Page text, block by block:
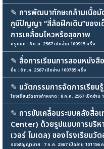
✎ การพัฒนาทักษะกล้ามเนื้อ
ภูมิปัญญา “สี่ล้อฝึกเดิน”ของ
การเคลื่อนไหวหรือสุขภาพ
ครูแนท : 8 ก.ค. 2567 เปิดอ่าน 100915 ครั้ง
✎ สื่อการเรียนการสอนหนังสื
ปิ่น : 8 ก.ค. 2567 เปิดอ่าน 100785 ครั้ง
✎ นวัตกรรมการจัดการเรีย
โรงเรียนวัดรางกำหยาด : 8 ก.ค. 2567 เปิดอ่าน
✎ การขับเคลื่อนระบบคลังสื่อ
Center) ด้วยรูปแบบการบริห
เวอร์ โมเดล) ของโรงเรียนวั
รองธัญญามาศ : 7 ก.ค. 2567 เปิดอ่าน 101156